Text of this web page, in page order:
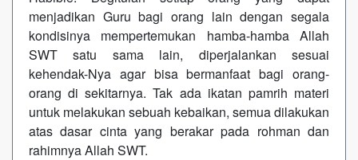
menjadikan Guru bagi orang lain dengan segala
kondisinya mempertemukan hamba-hamba Allah
SWT satu sama lain, diperjalankan sesuai
kehendak-Nya agar bisa bermanfaat bagi orang-
orang di sekitarnya. Tak ada ikatan pamrih materi
untuk melakukan sebuah kebaikan, semua dilakukan
atas dasar cinta yang berakar pada rohman dan
rahimnya Allah SWT.